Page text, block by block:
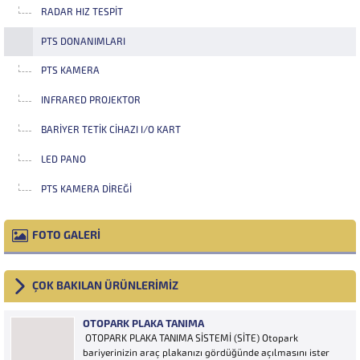
RADAR HIZ TESPIT
PTS DONANIMLARI
PTS KAMERA
INFRARED PROJEKTOR
BARIYER TETIK CIHAZI I/O KART
LED PANO
PTS KAMERA DIREĞI
FOTO GALERİ
ÇOK BAKILAN ÜRÜNLERİMİZ
OTOPARK PLAKA TANIMA
OTOPARK PLAKA TANIMA SİSTEMİ (SİTE) Otopark
bariyerinizin araç plakanızı gördüğünde açılmasını ister